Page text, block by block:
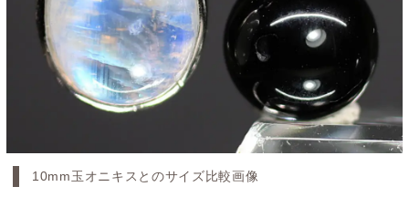
10mm玉オニキスとのサイズ比較画像